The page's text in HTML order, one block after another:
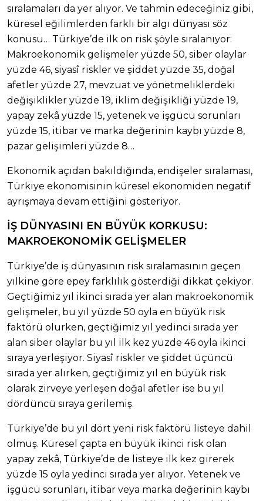
sıralamaları da yer alıyor. Ve tahmin edeceğiniz gibi,
küresel eğilimlerden farklı bir algı dünyası söz
konusu… Türkiye’de ilk on risk şöyle sıralanıyor:
Makroekonomik gelişmeler yüzde 50, siber olaylar
yüzde 46, siyasî riskler ve şiddet yüzde 35, doğal
afetler yüzde 27, mevzuat ve yönetmeliklerdeki
değişiklikler yüzde 19, iklim değişikliği yüzde 19,
yapay zekâ yüzde 15, yetenek ve işgücü sorunları
yüzde 15, itibar ve marka değerinin kaybı yüzde 8,
pazar gelişimleri yüzde 8…
Ekonomik açıdan bakıldığında, endişeler sıralaması,
Türkiye ekonomisinin küresel ekonomiden negatif
ayrışmaya devam ettiğini gösteriyor.
İŞ DÜNYASINI EN BÜYÜK KORKUSU:
MAKROEKONOMİK GELİŞMELER
Türkiye’de iş dünyasının risk sıralamasının geçen
yılkine göre epey farklılık gösterdiği dikkat çekiyor.
Geçtiğimiz yıl ikinci sırada yer alan makroekonomik
gelişmeler, bu yıl yüzde 50 oyla en büyük risk
faktörü olurken, geçtiğimiz yıl yedinci sırada yer
alan siber olaylar bu yıl ilk kez yüzde 46 oyla ikinci
sıraya yerleşiyor. Siyasî riskler ve şiddet üçüncü
sırada yer alırken, geçtiğimiz yıl en büyük risk
olarak zirveye yerleşen doğal afetler ise bu yıl
dördüncü sıraya gerilemiş.
Türkiye’de bu yıl dört yeni risk faktörü listeye dahil
olmuş. Küresel çapta en büyük ikinci risk olan
yapay zekâ, Türkiye’de de listeye ilk kez girerek
yüzde 15 oyla yedinci sırada yer alıyor. Yetenek ve
işgücü sorunları, itibar veya marka değerinin kaybı